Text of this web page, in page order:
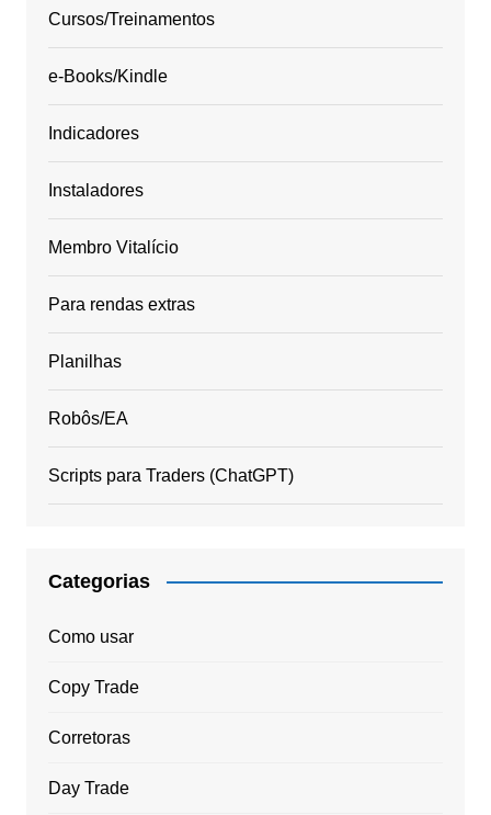
Cursos/Treinamentos
e-Books/Kindle
Indicadores
Instaladores
Membro Vitalício
Para rendas extras
Planilhas
Robôs/EA
Scripts para Traders (ChatGPT)
Categorias
Como usar
Copy Trade
Corretoras
Day Trade